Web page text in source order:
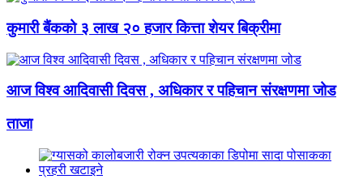
कुमारी बैंकको ३ लाख २० हजार कित्ता शेयर बिक्रीमा
आज विश्व आदिवासी दिवस , अधिकार र पहिचान संरक्षणमा जोड
ताजा